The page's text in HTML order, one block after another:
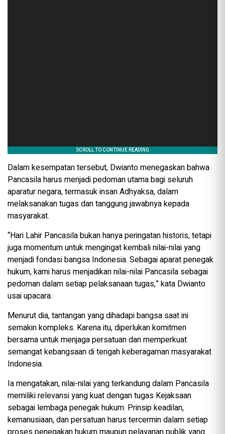
Dalam kesempatan tersebut, Dwianto menegaskan bahwa
Pancasila harus menjadi pedoman utama bagi seluruh
aparatur negara, termasuk insan Adhyaksa, dalam
melaksanakan tugas dan tanggung jawabnya kepada
masyarakat.
“Hari Lahir Pancasila bukan hanya peringatan historis, tetapi
juga momentum untuk mengingat kembali nilai-nilai yang
menjadi fondasi bangsa Indonesia. Sebagai aparat penegak
hukum, kami harus menjadikan nilai-nilai Pancasila sebagai
pedoman dalam setiap pelaksanaan tugas,” kata Dwianto
usai upacara.
Menurut dia, tantangan yang dihadapi bangsa saat ini
semakin kompleks. Karena itu, diperlukan komitmen
bersama untuk menjaga persatuan dan memperkuat
semangat kebangsaan di tengah keberagaman masyarakat
Indonesia.
Ia mengatakan, nilai-nilai yang terkandung dalam Pancasila
memiliki relevansi yang kuat dengan tugas Kejaksaan
sebagai lembaga penegak hukum. Prinsip keadilan,
kemanusiaan, dan persatuan harus tercermin dalam setiap